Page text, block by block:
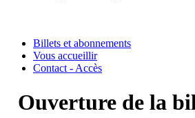
Billets et abonnements
Vous accueillir
Contact - Accès
Ouverture de la